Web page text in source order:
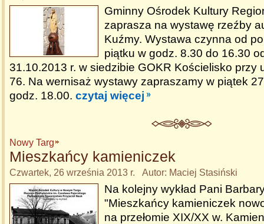
Gminny Ośrodek Kultury
zaprasza na wystawę rzeźby
Kuźmy. Wystawa czynna od
piątku w godz. 8.30 do 16.30
31.10.2013 r. w siedzibie GOKR Kościelisko przy
76. Na wernisaż wystawy zapraszamy w piątek
godz. 18.00. czytaj więcej
Nowy Targ
Mieszkańcy kamieniczek
Czwartek, 26 września 2013 r. Autor: Maciej Stasiński
Na kolejny wykład Pani
"Mieszkańcy kamieniczek
na przełomie XIX/XX w.